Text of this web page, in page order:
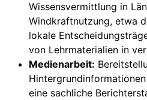
Wissensvermittlung in
Windkraftnutzung, etwa
lokale
von Lehrmaterialien in
Medienarbeit:
eine sachliche